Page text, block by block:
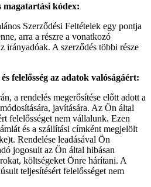
magatartási kódex:
Szerződési Feltételek egy pontja
arra a részre a vonatkozó
irányadóak. A szerződés többi része
felelősség az adatok valóságáért:
a rendelés megerősítése előtt adott a
javítására. Az Ön által
felelősséget nem vállalunk. Ezen
és a szállítási címként megjelölt
Rendelése leadásával Ön
jogosult az Ön által hibásan
költségeket Önre hárítani. A
teljesítésért felelősséget nem